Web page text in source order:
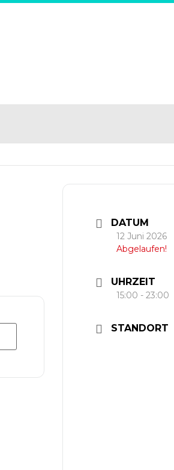
DATUM
12 Juni 2026
Abgelaufen!
UHRZEIT
15:00 - 23:00
STANDORT